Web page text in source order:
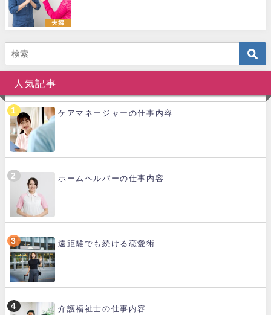
夫婦
人気記事
ケアマネージャーの仕事内容
ホームヘルパーの仕事内容
遠距離でも続ける恋愛術
介護福祉士の仕事内容